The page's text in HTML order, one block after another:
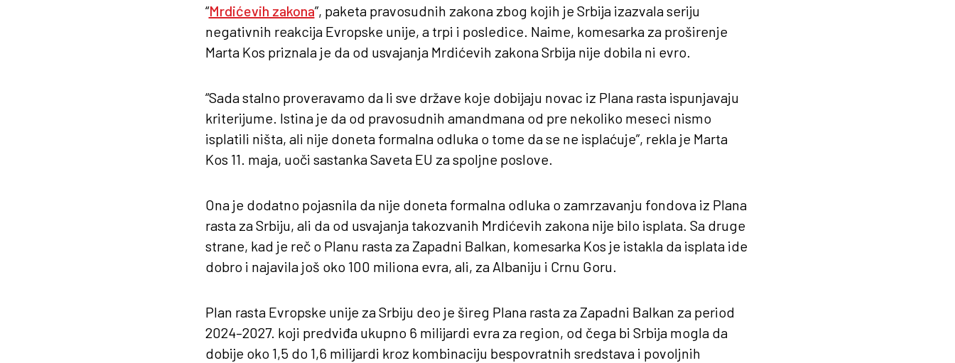
“Mrdićevih zakona”, paketa pravosudnih zakona zbog kojih je Srbija izazvala seriju
negativnih reakcija Evropske unije, a trpi i posledice. Naime, komesarka za proširenje
Marta Kos priznala je da od usvajanja Mrdićevih zakona Srbija nije dobila ni evro.
“Sada stalno proveravamo da li sve države koje dobijaju novac iz Plana rasta ispunjavaju
kriterijume. Istina je da od pravosudnih amandmana od pre nekoliko meseci nismo
isplatili ništa, ali nije doneta formalna odluka o tome da se ne isplaćuje”, rekla je Marta
Kos 11. maja, uoči sastanka Saveta EU za spoljne poslove.
Ona je dodatno pojasnila da nije doneta formalna odluka o zamrzavanju fondova iz Plana
rasta za Srbiju, ali da od usvajanja takozvanih Mrdićevih zakona nije bilo isplata. Sa druge
strane, kad je reč o Planu rasta za Zapadni Balkan, komesarka Kos je istakla da isplata ide
dobro i najavila još oko 100 miliona evra, ali, za Albaniju i Crnu Goru.
Plan rasta Evropske unije za Srbiju deo je šireg Plana rasta za Zapadni Balkan za period
2024–2027. koji predviđa ukupno 6 milijardi evra za region, od čega bi Srbija mogla da
dobije oko 1,5 do 1,6 milijardi kroz kombinaciju bespovratnih sredstava i povoljnih